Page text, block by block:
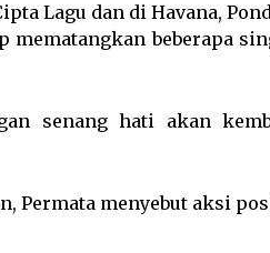
Lagu dan di Havana,
mematangkan beberapa
senang hati akan
Permata menyebut aksi